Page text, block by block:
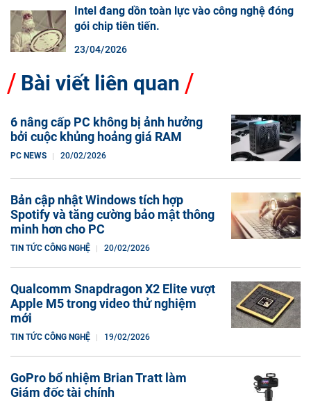
Intel đang dồn toàn lực vào công nghệ đóng
gói chip tiên tiến.
23/04/2026
Bài viết liên quan
6 nâng cấp PC không bị ảnh hưởng
bởi cuộc khủng hoảng giá RAM
PC NEWS 20/02/2026
Bản cập nhật Windows tích hợp
Spotify và tăng cường bảo mật thông
minh hơn cho PC
TIN TỨC CÔNG NGHỆ 20/02/2026
Qualcomm Snapdragon X2 Elite vượt
Apple M5 trong video thử nghiệm
mới
TIN TỨC CÔNG NGHỆ 19/02/2026
GoPro bổ nhiệm Brian Tratt làm
Giám đốc tài chính